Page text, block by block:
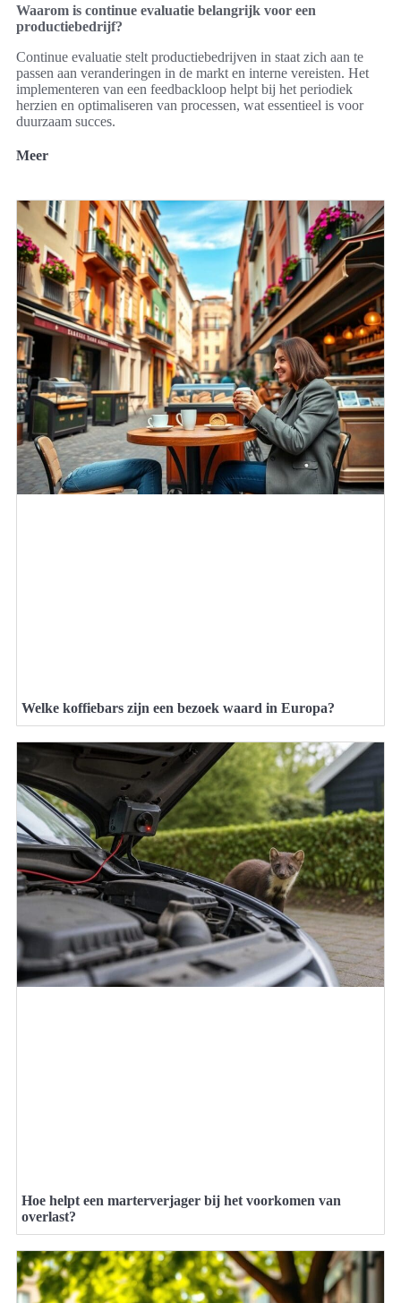
Waarom is continue evaluatie belangrijk voor een
productiebedrijf?
Continue evaluatie stelt productiebedrijven in staat zich aan te
passen aan veranderingen in de markt en interne vereisten. Het
implementeren van een feedbackloop helpt bij het periodiek
herzien en optimaliseren van processen, wat essentieel is voor
duurzaam succes.
Meer
Welke koffiebars zijn een bezoek waard in Europa?
Hoe helpt een marterverjager bij het voorkomen van
overlast?